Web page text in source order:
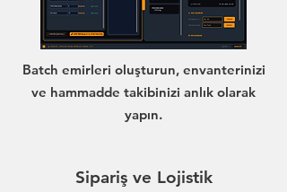
Batch emirleri oluşturun, envanterinizi
ve hammadde takibinizi anlık olarak
yapın.
Sipariş ve Lojistik